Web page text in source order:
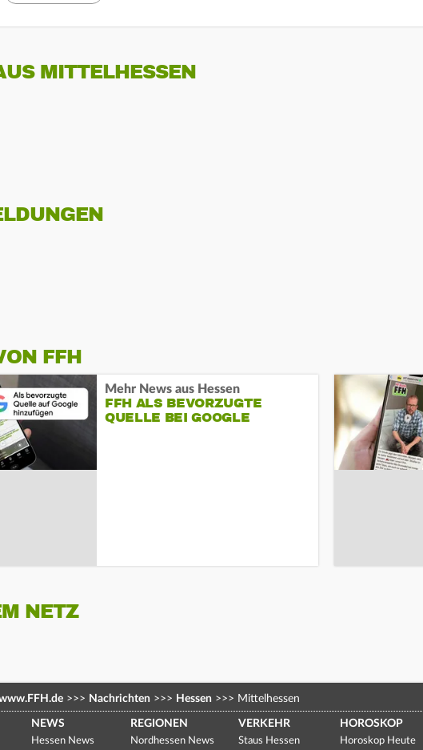
MITTELHESSEN
FFH
Mehr News aus Hessen
FFH ALS BEVORZUGTE
QUELLE BEI GOOGLE
NETZ
>>> Nachrichten >>> Hessen >>> Mittelhessen
NEWS
Hessen News
REGIONEN
Nordhessen News
VERKEHR
Staus Hessen
HOROSKOP
Horoskop Heute